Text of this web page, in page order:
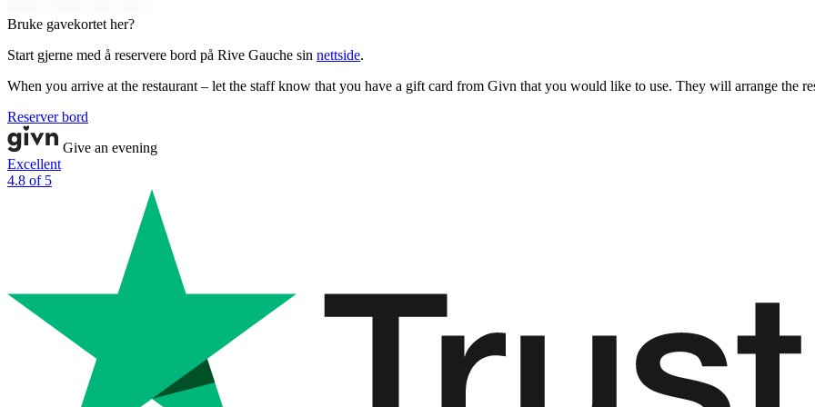
Bruke gavekortet her?
Start gjerne med å reservere bord på Rive Gauche sin nettside.
When you arrive at the restaurant – let the staff know that you have a gift card from Givn that you would like to use. They will arrange the
Reserver bord
Give an evening
Excellent
4.8 of 5